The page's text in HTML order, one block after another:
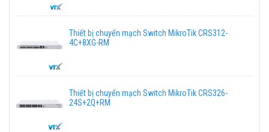
Thiết bị chuyển mạch Switch MikroTik CRS312-
4C+8XG-RM
Thiết bị chuyển mạch Switch MikroTik CRS326-
24S+2Q+RM